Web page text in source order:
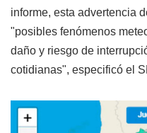
informe, esta advertencia
"posibles fenómenos
daño y riesgo de
cotidianas", especificó el